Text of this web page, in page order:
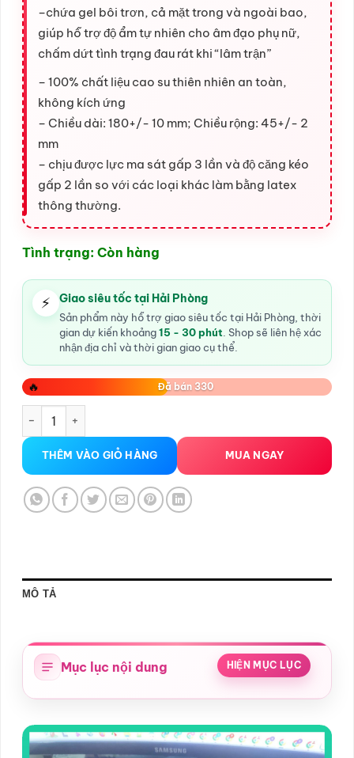
–chứa gel bôi trơn, cả mặt trong và ngoài bao,
giúp hỗ trợ độ ẩm tự nhiên cho âm đạo phụ nữ,
chấm dứt tình trạng đau rát khi “lâm trận”
– 100% chất liệu cao su thiên nhiên an toàn,
không kích ứng
– Chiều dài: 180+/- 10 mm; Chiều rộng: 45+/- 2
mm
– chịu được lực ma sát gấp 3 lần và độ căng kéo
gấp 2 lần so với các loại khác làm bằng latex
thông thường.
Tình trạng: Còn hàng
⚡ Giao siêu tốc tại Hải Phòng
Sản phẩm này hỗ trợ giao siêu tốc tại Hải Phòng, thời
gian dự kiến khoảng15 - 30 phút . Shop sẽ liên hệ xác
nhận địa chỉ và thời gian giao cụ thể.
🔥 Đã bán 330
THÊM VÀO GIỎ HÀNG MUA NGAY
MÔ TẢ
Mục lục nội dung HIỆN MỤC LỤC